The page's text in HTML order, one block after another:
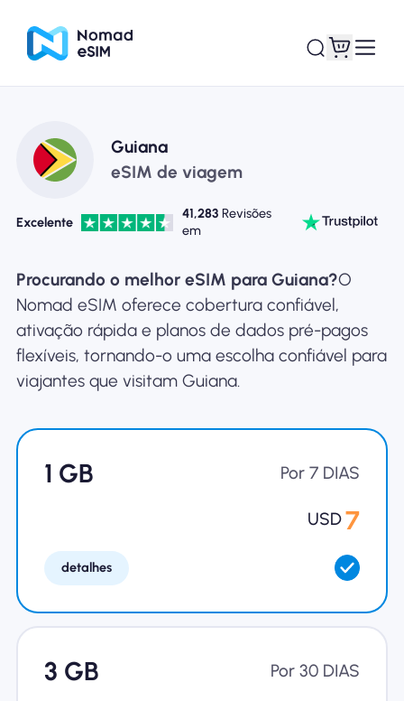
Entrar Inscrever-se
Sobre o eSIM
Para negócios
Guiana
eSIM de viagem
Excelente
41,283 Revisões
em
Procurando o melhor eSIM para Guiana?O
Nomad eSIM oferece cobertura confiável,
ativação rápida e planos de dados pré-pagos
flexíveis, tornando-o uma escolha confiável para
viajantes que visitam Guiana.
1 GB Por 7 DIAS
USD 7
detalhes
3 GB Por 30 DIAS